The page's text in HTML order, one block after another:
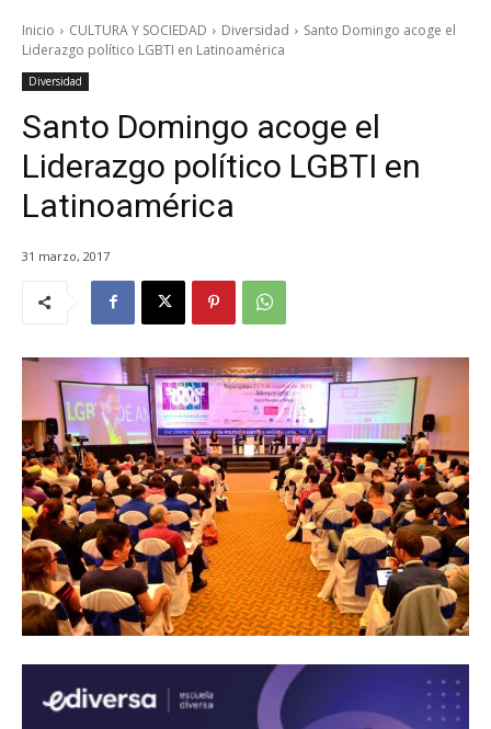
Inicio CULTURA Y SOCIEDAD Diversidad
Santo Domingo acoge el
Liderazgo político LGBTI en Latinoamérica
Diversidad
Santo Domingo acoge el
Liderazgo político LGBTI en
Latinoamérica
31 marzo, 2017